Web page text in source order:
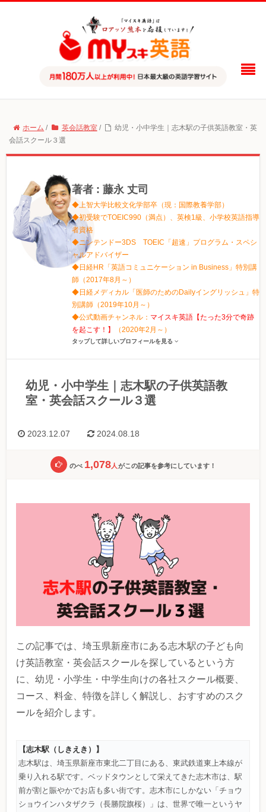
ホーム / 英会話教室 /
幼児・小中学生｜志木駅の子供英語教室・英
会話スクール３選
著者 : 藤永 丈司
◆上智大学比較文化学部卒（現：国際教養学部）
◆初受験でTOEIC990（満点）、英検1級、小学校英語指導
者資格
◆ニンテンドー3DS TOEIC「超速」プログラム・スペシ
ャルアドバイザー
◆日経HR「英語コミュニケーション in Business」特別講
師（2017年8月～）
◆日経メディカル「医師のためのDailyイングリッシュ」特
別講師（2019年10月～）
◆公式動画チャンネル： マイスキ英語【たった3分で奇跡
を起こす！】
（2020年2月～）
タップして詳しいプロフィールを見る
幼児・小中学生｜志木駅の子供英語教
室・英会話スクール３選
2023.12.07 2024.08.18
のべ 1,078人 がこの記事を参考にしています！
この記事では、埼玉県新座市にある志木駅の子ども向
け英語教室・英会話スクールを探しているという方
に、幼児・小学生・中学生向けの各社スクール概要、
コース、料金、特徴を詳しく解説し、おすすめのスク
ールを紹介します。
【志木駅（しきえき）】
志木駅は、埼玉県新座市東北二丁目にある、東武鉄道東上本線が
乗り入れる駅です。ベッドタウンとして栄えてきた志木市は、駅
前が割と賑やかでお店も多い街です。志木市にしかない「チョウ
ショウインハタザクラ（長勝院旗桜）」は、世界で唯一というヤ